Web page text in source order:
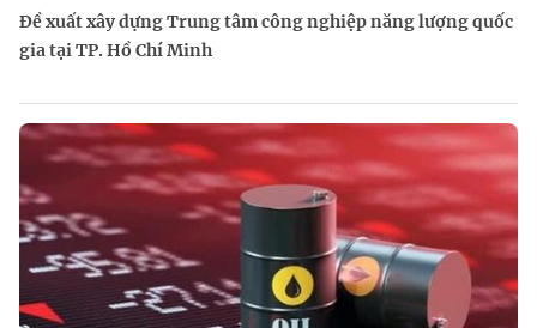
Đề xuất xây dựng Trung tâm công nghiệp năng lượng quốc
gia tại TP. Hồ Chí Minh